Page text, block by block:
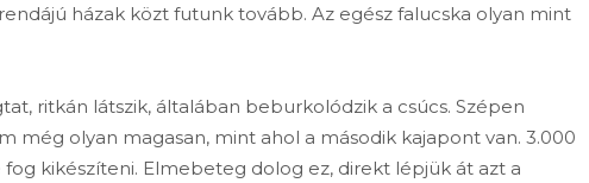
házak közt futunk tovább. Az egész falucska olyan mint
ritkán látszik, általában beburkolódzik a csúcs. Szépen
olyan magasan, mint ahol a második kajapont van. 3.000
kikészíteni. Elmebeteg dolog ez, direkt lépjük át azt a